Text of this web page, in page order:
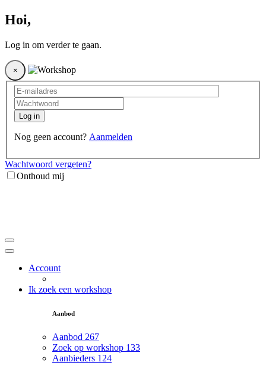
Hoi,
Log in om verder te gaan.
×
Log in
Nog geen account? Aanmelden
Wachtwoord vergeten?
Onthoud mij
Account
Ik zoek een workshop
Aanbod
Aanbod 267
Zoek op workshop 133
Aanbieders 124